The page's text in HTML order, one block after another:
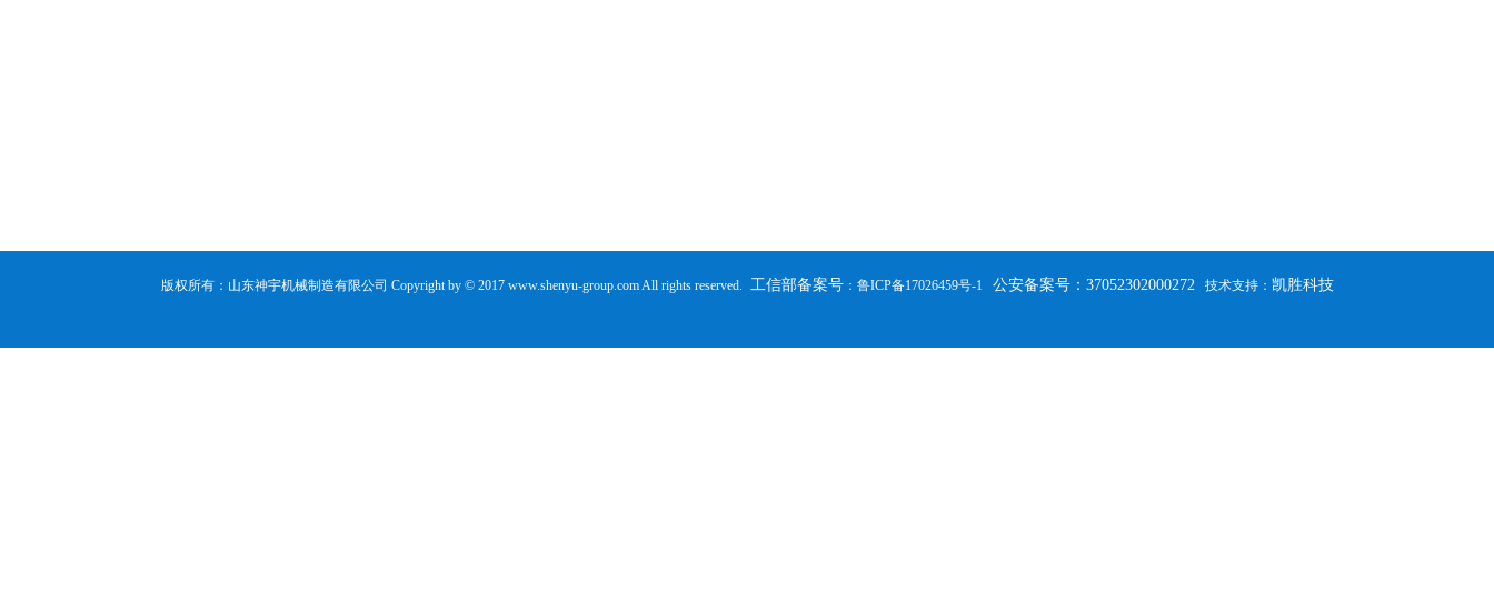
版权所有：山东神宇机械制造有限公司 Copyright by © 2017 www.shenyu-group.com All rights reserved. 工信部备案号： 鲁ICP备17026459号-1 公安备案号：37052302000272技术支持： 凯胜科技